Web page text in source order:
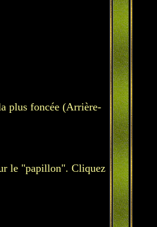
plus foncée (Arrière-
le "papillon". Cliquez